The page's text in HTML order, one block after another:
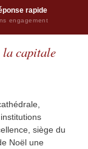
rapide
engagement
la capitale
siège du
Noël une